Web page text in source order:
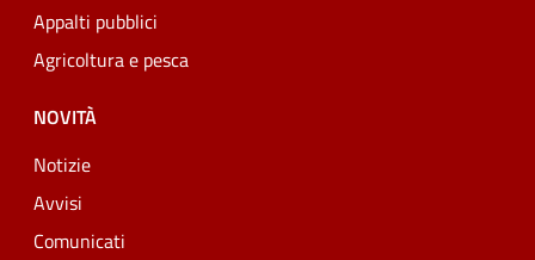
Appalti pubblici
Agricoltura e pesca
NOVITÀ
Notizie
Avvisi
Comunicati